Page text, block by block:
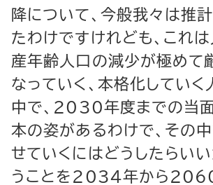
降について、今般我々は推
たわけですけれども、これは
産年齢人口の減少が極めて
なっていく、本格化してい
中で、2030年度までの当
本の姿があるわけで、その
せていくにはどうしたらいい
うことを2034年から